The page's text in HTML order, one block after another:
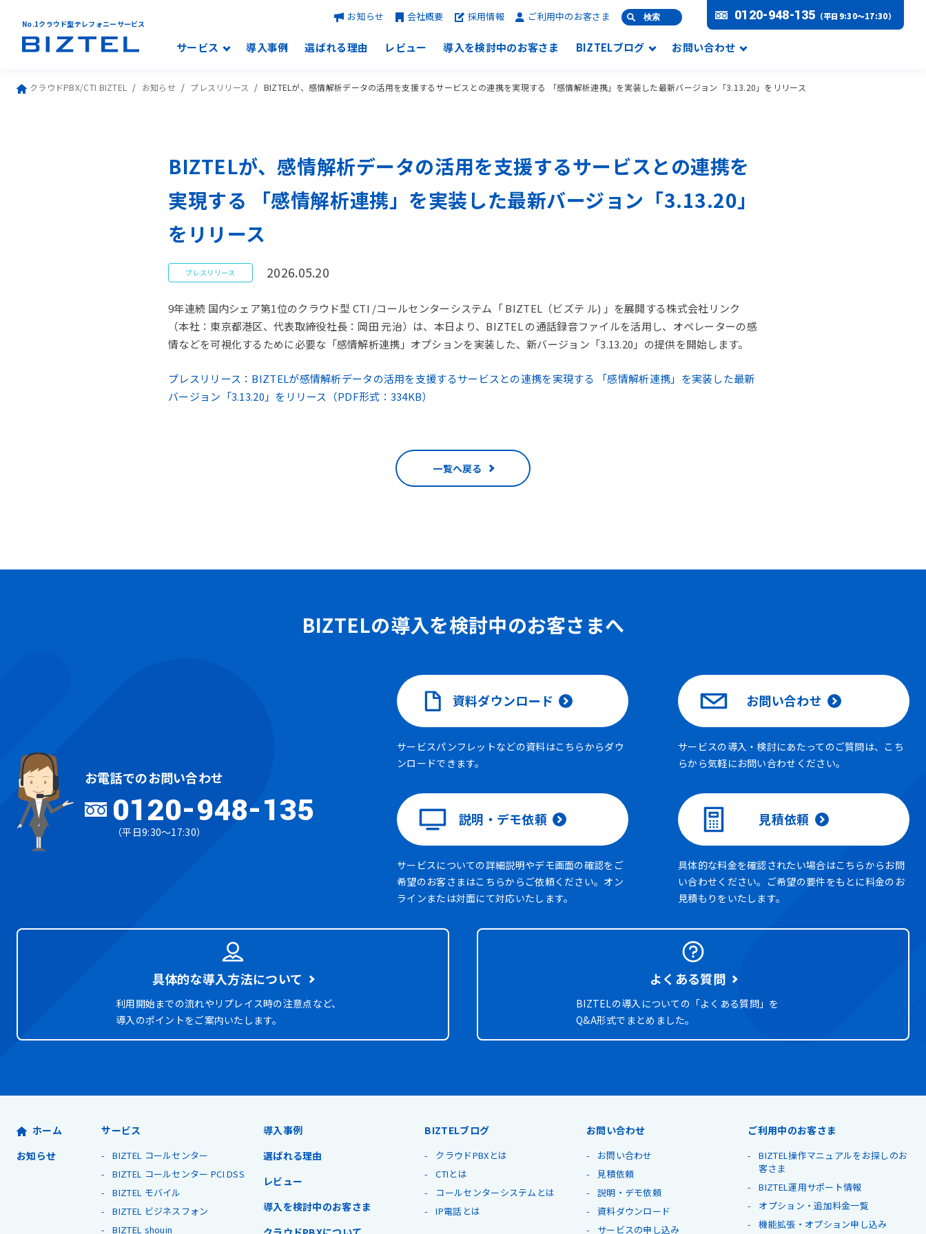
No.1クラウド型テレフォニーサービス
サービス 導入事例 選ばれる理由 レビュー 導入を検討中のお客さま BIZTELブログ お問い合わせ
お知らせ 会社概要 採用情報 ご利用中のお客さま 検索 0120-948-135 （平日9:30～17:30）
クラウドPBX/CTI BIZTEL お知らせ プレスリリース BIZTELが、感情解析データの活用を支援するサービスとの連携を実現する 「感情解析連携」を実装した最新バージョン「3.13.20」をリリース
BIZTELが、感情解析データの活用を支援するサービスとの連携を
実現する 「感情解析連携」を実装した最新バージョン「3.13.20」
をリリース
プレスリリース 2026.05.20
9年連続 国内シェア第1位のクラウド型 CTI /コールセンターシステム「 BIZTEL（ビズテ ル) 」を展開する株式会社リンク
（本社：東京都港区、代表取締役社長：岡田 元治）は、本日より、BIZTEL の通話録音ファイルを活用し、オペレーターの感
情などを可視化するために必要な「感情解析連携」オプションを実装した、新バージョン「3.13.20」の提供を開始します。
プレスリリース：BIZTELが感情解析データの活用を支援するサービスとの連携を実現する 「感情解析連携」を実装した最新
バージョン「3.13.20」をリリース（PDF形式：334KB）
一覧へ戻る
BIZTELの導入を検討中のお客さまへ
お電話でのお問い合わせ
0120-948-135
（平日9:30～17:30）
資料ダウンロード
サービスパンフレットなどの資料はこちらからダウ
ンロードできます。
お問い合わせ
サービスの導入・検討にあたってのご質問は、こち
らから気軽にお問い合わせください。
説明・デモ依頼
サービスについての詳細説明やデモ画面の確認をご
希望のお客さまはこちらからご依頼ください。オン
ラインまたは対面にて対応いたします。
見積依頼
具体的な料金を確認されたい場合はこちらからお問
い合わせください。ご希望の要件をもとに料金のお
見積もりをいたします。
具体的な導入方法について
利用開始までの流れやリプレイス時の注意点など、
導入のポイントをご案内いたします。
よくある質問
BIZTELの導入についての「よくある質問」を
Q&A形式でまとめました。
ホーム
お知らせ
サービス
BIZTEL コールセンター
BIZTEL コールセンター PCI DSS
BIZTEL モバイル
BIZTEL ビジネスフォン
BIZTEL shouin
導入事例
選ばれる理由
レビュー
導入を検討中のお客さま
BIZTELブログ
クラウドPBXとは
CTIとは
コールセンターシステムとは
IP電話とは
お問い合わせ
お問い合わせ
見積依頼
説明・デモ依頼
資料ダウンロード
サービスの申し込み
ご利用中のお客さま
BIZTEL操作マニュアルをお探しのお
客さま
BIZTEL運用サポート情報
オプション・追加料金一覧
機能拡張・オプション申し込み